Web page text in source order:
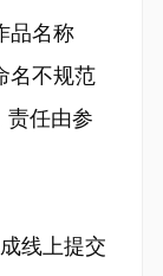
品名称
名不规范
责任由参
线上提交